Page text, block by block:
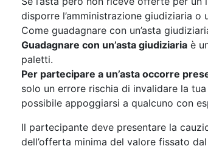
disporre l’amministrazione giudiziaria
Come guadagnare con un’asta
Guadagnare con un’asta giudiziaria è
paletti.
Per partecipare a un’asta occorre
solo un errore rischia di invalidare la
possibile appoggiarsi a qualcuno con
Il partecipante deve presentare la
dell’offerta minima del valore fissato